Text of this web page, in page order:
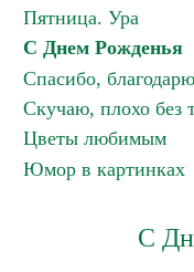
Пятница. Ура
С Днем Рожденья
Спасибо,
Скучаю, плохо без
Цветы любимым
Юмор в картинках
С